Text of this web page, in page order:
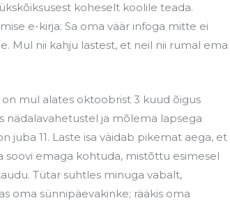
koheselt koolile teada.
e-kirja: Sa oma väär infoga mitte ei
Mul nii kahju lastest, et neil nii rumal ema
mul alates oktoobrist 3 kuud õigus
nädalavahetustel ja mõlema lapsega
juba 11. Laste isa väidab pikemat aega, et
emaga kohtuda, mistõttu esimesel
Tütar suhtles minuga vabalt,
oma sünnipäevakinke; rääkis oma